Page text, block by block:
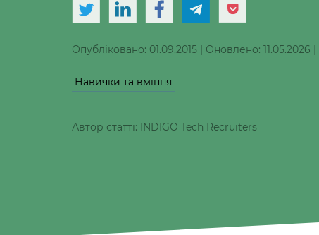
Опубліковано: 01.09.2015 | Оновлено: 11.05.2026 |
Навички та вміння
Автор статті: INDIGO Tech Recruiters